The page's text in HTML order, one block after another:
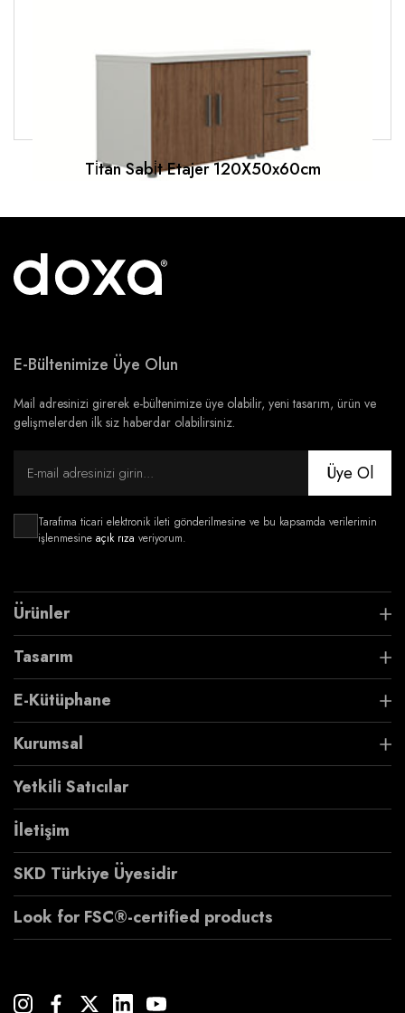
Ti̇tan Sabi̇t Etajer 120X50x60cm
E-Bültenimize Üye Olun
Mail adresinizi girerek e-bültenimize üye olabilir, yeni tasarım, ürün ve
gelişmelerden ilk siz haberdar olabilirsiniz.
Üye Ol
Tarafıma ticari elektronik ileti gönderilmesine ve bu kapsamda verilerimin
işlenmesine açık rıza veriyorum.
Ürünler
Tasarım
E-Kütüphane
Kurumsal
Yetkili Satıcılar
İletişim
SKD Türkiye Üyesidir
Look for FSC®-certified products